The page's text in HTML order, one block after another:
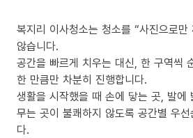
복지리 이사청소는 청소를 “사진으로만
않습니다.
공간을 빠르게 치우는 대신, 한 구역씩
한 만큼만 차분히 진행합니다.
생활을 시작했을 때 손에 닿는 곳, 발에
무는 곳이 불쾌하지 않도록 공간별 우
다.